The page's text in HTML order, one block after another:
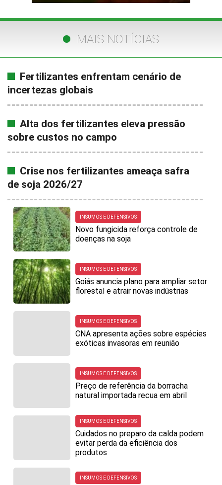
MAIS NOTÍCIAS
Fertilizantes enfrentam cenário de
incertezas globais
Alta dos fertilizantes eleva pressão
sobre custos no campo
Crise nos fertilizantes ameaça safra
de soja 2026/27
INSUMOS E DEFENSIVOS
Novo fungicida reforça controle de
doenças na soja
INSUMOS E DEFENSIVOS
Goiás anuncia plano para ampliar setor
florestal e atrair novas indústrias
INSUMOS E DEFENSIVOS
CNA apresenta ações sobre espécies
exóticas invasoras em reunião
INSUMOS E DEFENSIVOS
Preço de referência da borracha
natural importada recua em abril
INSUMOS E DEFENSIVOS
Cuidados no preparo da calda podem
evitar perda da eficiência dos
produtos
INSUMOS E DEFENSIVOS